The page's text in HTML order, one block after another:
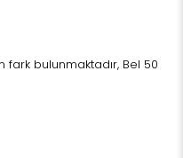
bulunmaktadır, Bel 50